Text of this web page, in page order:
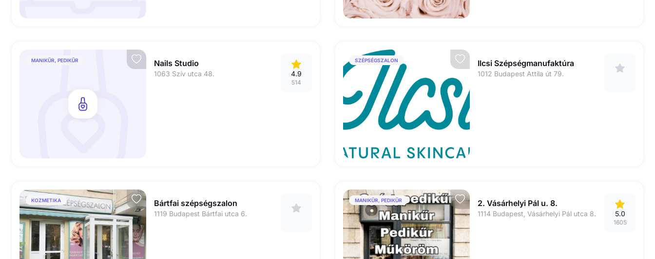
MANIKŰR, PEDIKŰR Nails Studio
1063 Szív utca 48. 4.9
514
SZÉPSÉGSZALON Ilcsi Szépségmanufaktúra
1012 Budapest Attila út 79.
KOZMETIKA Bártfai szépségszalon
1119 Budapest Bártfai utca 6.
MANIKŰR, PEDIKŰR 2. Vásárhelyi Pál u. 8.
1114 Budapest, Vásárhelyi Pál utca 8. 5.0
1605